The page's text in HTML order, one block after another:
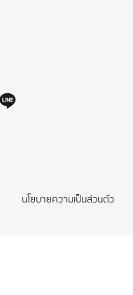
นโยบายความเป็นส่วนตัว